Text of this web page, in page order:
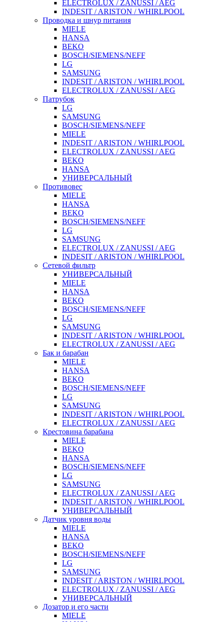
ELECTROLUX / ZANUSSI / AEG
INDESIT / ARISTON / WHIRLPOOL
Проводка и шнур питания
MIELE
HANSA
BEKO
BOSCH/SIEMENS/NEFF
LG
SAMSUNG
INDESIT / ARISTON / WHIRLPOOL
ELECTROLUX / ZANUSSI / AEG
Патрубок
LG
SAMSUNG
BOSCH/SIEMENS/NEFF
MIELE
INDESIT / ARISTON / WHIRLPOOL
ELECTROLUX / ZANUSSI / AEG
BEKO
HANSA
УНИВЕРСАЛЬНЫЙ
Противовес
MIELE
HANSA
BEKO
BOSCH/SIEMENS/NEFF
LG
SAMSUNG
ELECTROLUX / ZANUSSI / AEG
INDESIT / ARISTON / WHIRLPOOL
Сетевой фильтр
УНИВЕРСАЛЬНЫЙ
MIELE
HANSA
BEKO
BOSCH/SIEMENS/NEFF
LG
SAMSUNG
INDESIT / ARISTON / WHIRLPOOL
ELECTROLUX / ZANUSSI / AEG
Бак и барабан
MIELE
HANSA
BEKO
BOSCH/SIEMENS/NEFF
LG
SAMSUNG
INDESIT / ARISTON / WHIRLPOOL
ELECTROLUX / ZANUSSI / AEG
Крестовина барабана
MIELE
BEKO
HANSA
BOSCH/SIEMENS/NEFF
LG
SAMSUNG
ELECTROLUX / ZANUSSI / AEG
INDESIT / ARISTON / WHIRLPOOL
УНИВЕРСАЛЬНЫЙ
Датчик уровня воды
MIELE
HANSA
BEKO
BOSCH/SIEMENS/NEFF
LG
SAMSUNG
INDESIT / ARISTON / WHIRLPOOL
ELECTROLUX / ZANUSSI / AEG
УНИВЕРСАЛЬНЫЙ
Дозатор и его части
MIELE